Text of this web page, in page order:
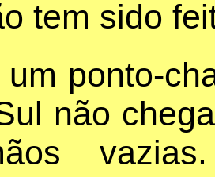
tem sido
um ponto-
não